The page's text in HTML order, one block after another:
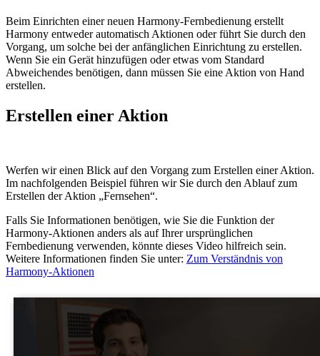
Beim Einrichten einer neuen Harmony-Fernbedienung erstellt
Harmony entweder automatisch Aktionen oder führt Sie durch den
Vorgang, um solche bei der anfänglichen Einrichtung zu erstellen.
Wenn Sie ein Gerät hinzufügen oder etwas vom Standard
Abweichendes benötigen, dann müssen Sie eine Aktion von Hand
erstellen.
Erstellen einer Aktion
Werfen wir einen Blick auf den Vorgang zum Erstellen einer Aktion.
Im nachfolgenden Beispiel führen wir Sie durch den Ablauf zum
Erstellen der Aktion „Fernsehen“.
Falls Sie Informationen benötigen, wie Sie die Funktion der
Harmony-Aktionen anders als auf Ihrer ursprünglichen
Fernbedienung verwenden, könnte dieses Video hilfreich sein.
Weitere Informationen finden Sie unter: Zum Verständnis von
Harmony-Aktionen